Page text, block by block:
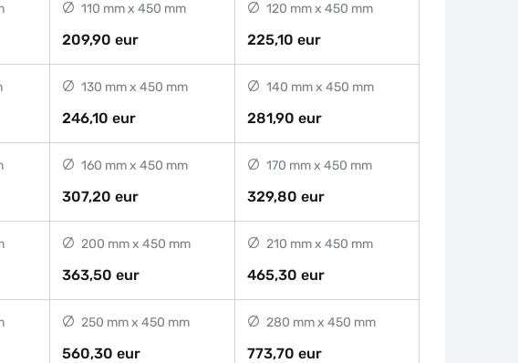
110 mm x 450 mm
209,90 eur
120 mm x 450 mm
225,10 eur
130 mm x 450 mm
246,10 eur
140 mm x 450 mm
281,90 eur
160 mm x 450 mm
307,20 eur
170 mm x 450 mm
329,80 eur
200 mm x 450 mm
363,50 eur
210 mm x 450 mm
465,30 eur
250 mm x 450 mm
560,30 eur
280 mm x 450 mm
773,70 eur